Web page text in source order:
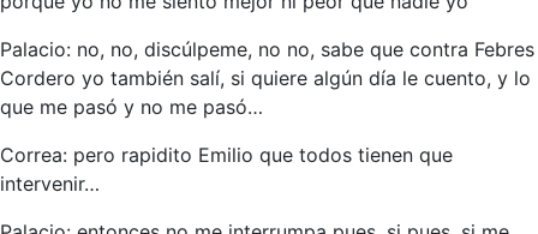
Palacio: no, no, discúlpeme, no no, sabe que contra Febres
Cordero yo también salí, si quiere algún día le cuento, y lo
que me pasó y no me pasó…
Correa: pero rapidito Emilio que todos tienen que
intervenir…